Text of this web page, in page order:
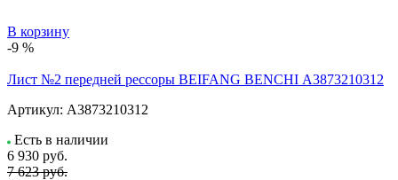
В корзину
-9 %
Лист №2 передней рессоры BEIFANG BENCHI А3873210312
Артикул: А3873210312
Есть в наличии
6 930 руб.
7 623 руб.